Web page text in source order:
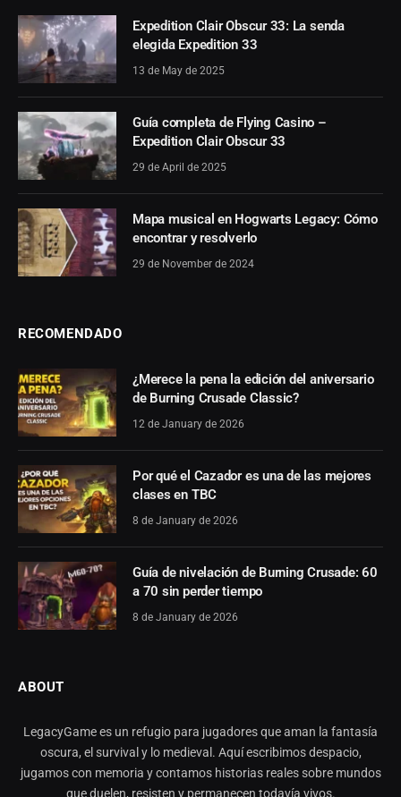
Expedition Clair Obscur 33: La senda
elegida Expedition 33
13 de May de 2025
Guía completa de Flying Casino –
Expedition Clair Obscur 33
29 de April de 2025
Mapa musical en Hogwarts Legacy: Cómo
encontrar y resolverlo
29 de November de 2024
RECOMENDADO
¿Merece la pena la edición del aniversario
de Burning Crusade Classic?
12 de January de 2026
Por qué el Cazador es una de las mejores
clases en TBC
8 de January de 2026
Guía de nivelación de Burning Crusade: 60
a 70 sin perder tiempo
8 de January de 2026
ABOUT
LegacyGame es un refugio para jugadores que aman la fantasía
oscura, el survival y lo medieval. Aquí escribimos despacio,
jugamos con memoria y contamos historias reales sobre mundos
que duelen, resisten y permanecen todavía vivos.